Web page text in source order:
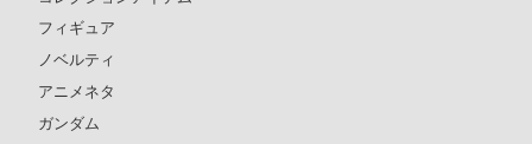
フィギュア
ノベルティ
アニメネタ
ガンダム